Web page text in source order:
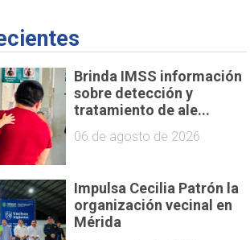
Brinda IMSS información
sobre detección y
tratamiento de ale...
06 de agosto de 2026
Impulsa Cecilia Patrón la
organización vecinal en
Mérida